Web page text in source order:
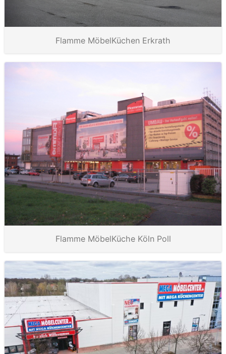
Flamme MöbelKüchen Erkrath
Flamme MöbelKüche Köln Poll